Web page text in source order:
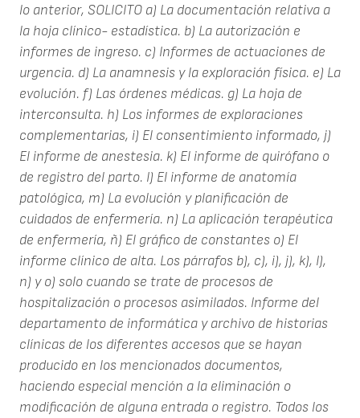
lo anterior, SOLICITO a) La documentación relativa a
la hoja clínico- estadística. b) La autorización e
informes de ingreso. c) Informes de actuaciones de
urgencia. d) La anamnesis y la exploración física. e) La
evolución. f) Las órdenes médicas. g) La hoja de
interconsulta. h) Los informes de exploraciones
complementarias, i) El consentimiento informado, j)
El informe de anestesia. k) El informe de quirófano o
de registro del parto. I) El informe de anatomía
patológica, m) La evolución y planificación de
cuidados de enfermería. n) La aplicación terapéutica
de enfermería, ñ) El gráfico de constantes o) El
informe clínico de alta. Los párrafos b), c), i), j), k), I),
n) y o) solo cuando se trate de procesos de
hospitalización o procesos asimilados. Informe del
departamento de informática y archivo de historias
clínicas de los diferentes accesos que se hayan
producido en los mencionados documentos,
haciendo especial mención a la eliminación o
modificación de alguna entrada o registro. Todos los